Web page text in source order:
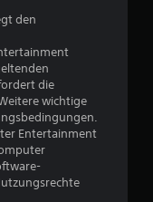
g
e
den
die
wichtige
Entertainment